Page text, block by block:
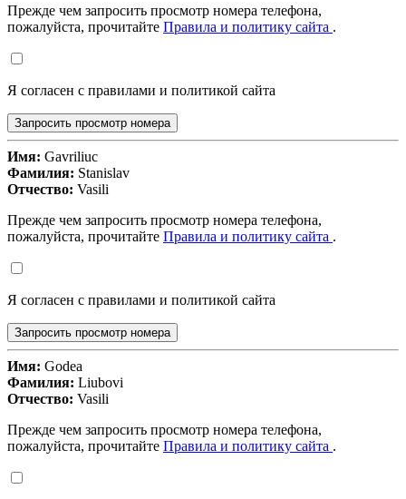
Прежде чем запросить просмотр номера телефона,
пожалуйста, прочитайте Правила и политику сайта .
Я согласен с правилами и политикой сайта
Запросить просмотр номера
Имя: Gavriliuc
Фамилия: Stanislav
Отчество: Vasili
Прежде чем запросить просмотр номера телефона,
пожалуйста, прочитайте Правила и политику сайта .
Я согласен с правилами и политикой сайта
Запросить просмотр номера
Имя: Godea
Фамилия: Liubovi
Отчество: Vasili
Прежде чем запросить просмотр номера телефона,
пожалуйста, прочитайте Правила и политику сайта .